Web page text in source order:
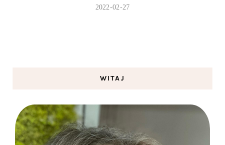
2022-02-27
WITAJ